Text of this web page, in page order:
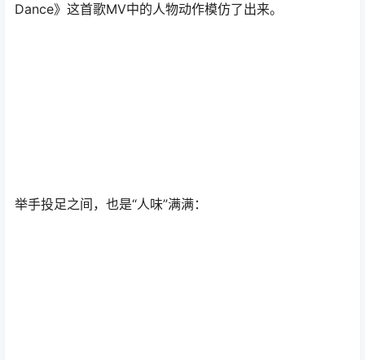
Dance》这首歌MV中的人物动作模仿了出来。
举手投足之间，也是“人味”满满：